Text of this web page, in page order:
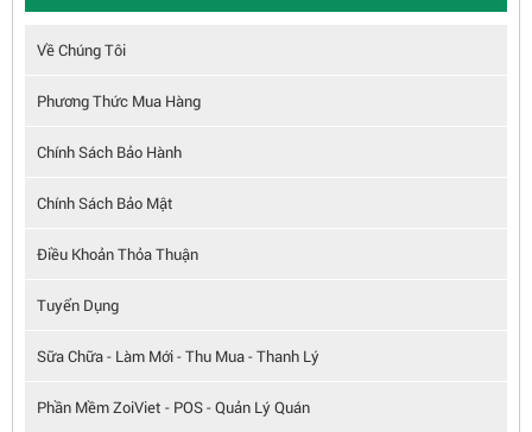
Về Chúng Tôi
Phương Thức Mua Hàng
Chính Sách Bảo Hành
Chính Sách Bảo Mật
Điều Khoản Thỏa Thuận
Tuyển Dụng
Sữa Chữa - Làm Mới - Thu Mua - Thanh Lý
Phần Mềm ZoiViet - POS - Quản Lý Quán